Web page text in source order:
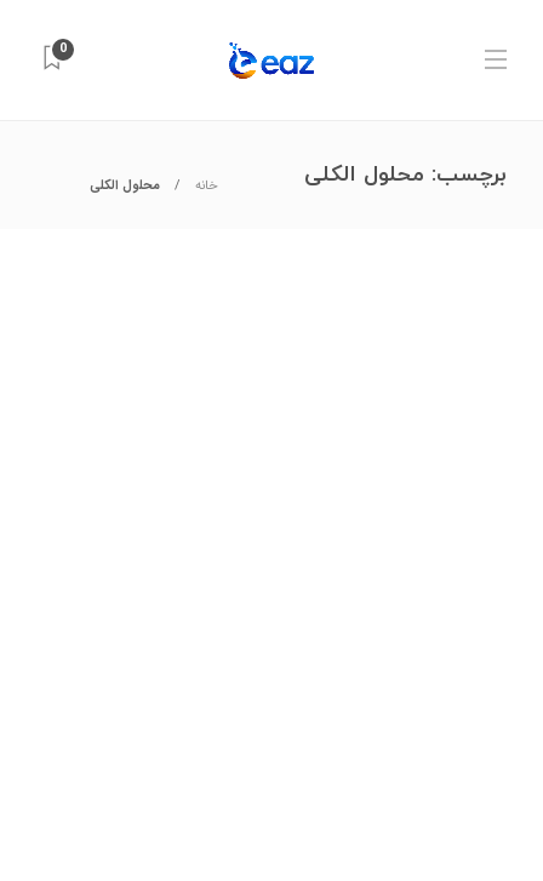
0
برچسب: محلول الکلی خانه محلول الکلی